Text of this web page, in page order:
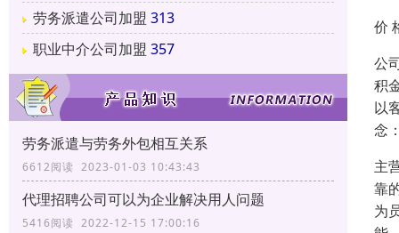
劳务派遣公司加盟 313
职业中介公司加盟 357
劳务派遣与劳务外包相互关系
6612阅读 2023-01-03 10:43:43
代理招聘公司可以为企业解决用人问题
5416阅读 2022-12-15 17:00:16
价
公
积
以
念
主
靠
为